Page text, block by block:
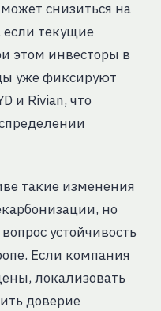
снизиться на
текущие
этом инвесторы в
уже фиксируют
и Rivian, что
такие изменения
но
устойчивость
Если компания
локализовать
доверие